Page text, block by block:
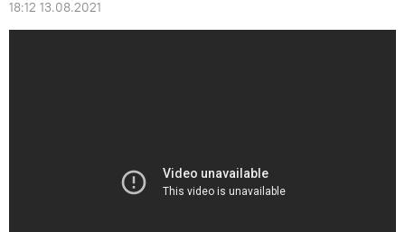
18:12 13.08.2021